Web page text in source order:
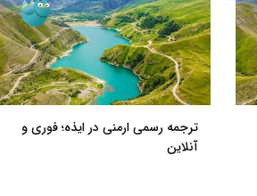
ترجمه رسمی ارمنی در ایذه؛ فوری و
آنلاین